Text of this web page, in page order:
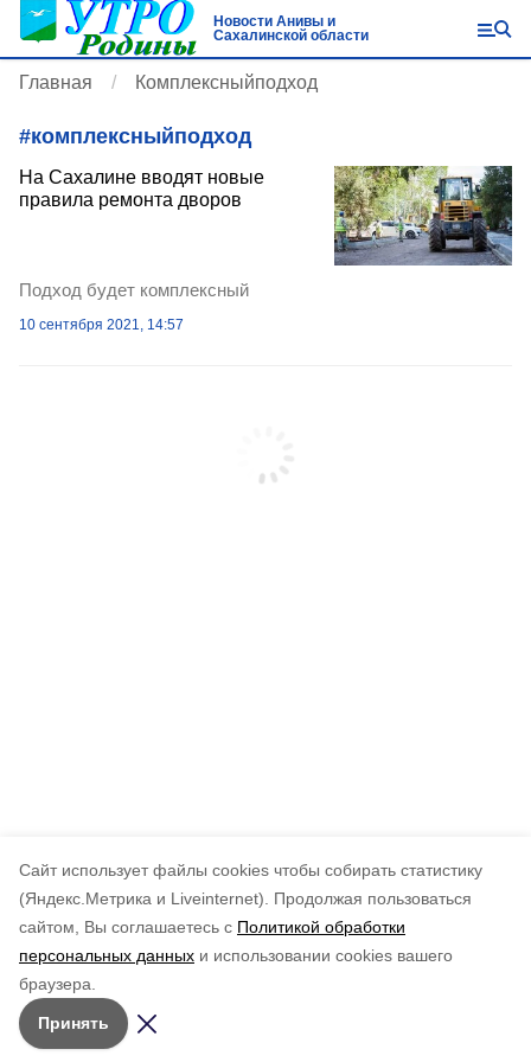
Cайт использует файлы cookies чтобы собирать статистику
(Яндекс.Метрика и Liveinternet).
Продолжая пользоваться
сайтом, Вы соглашаетесь с Политикой обработки
персональных данных и использовании cookies вашего
браузера.
Принять
Новости Анивы и
Сахалинской области
Главная Комплексныйподход
#комплексныйподход
На Сахалине вводят новые
правила ремонта дворов
Подход будет комплексный
10 сентября 2021, 14:57